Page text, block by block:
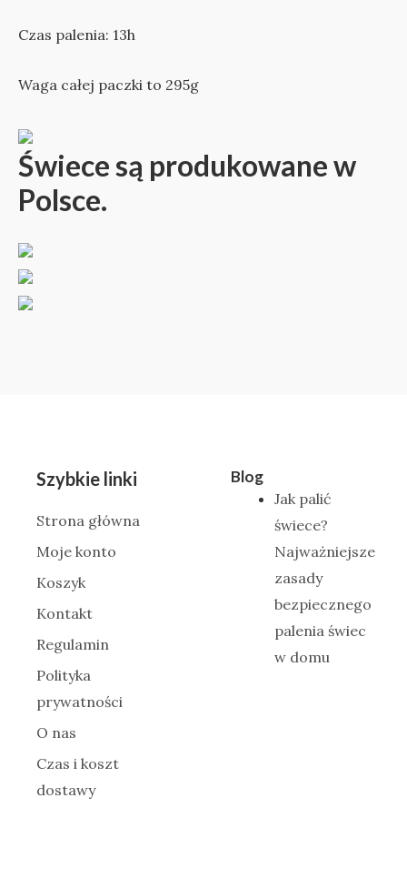
Czas palenia: 13h
Waga całej paczki to 295g
Świece są produkowane w
Polsce.
Szybkie linki
Strona główna
Moje konto
Koszyk
Kontakt
Regulamin
Polityka
prywatności
O nas
Czas i koszt
dostawy
Blog
Jak palić
świece?
Najważniejsze
zasady
bezpiecznego
palenia świec
w domu